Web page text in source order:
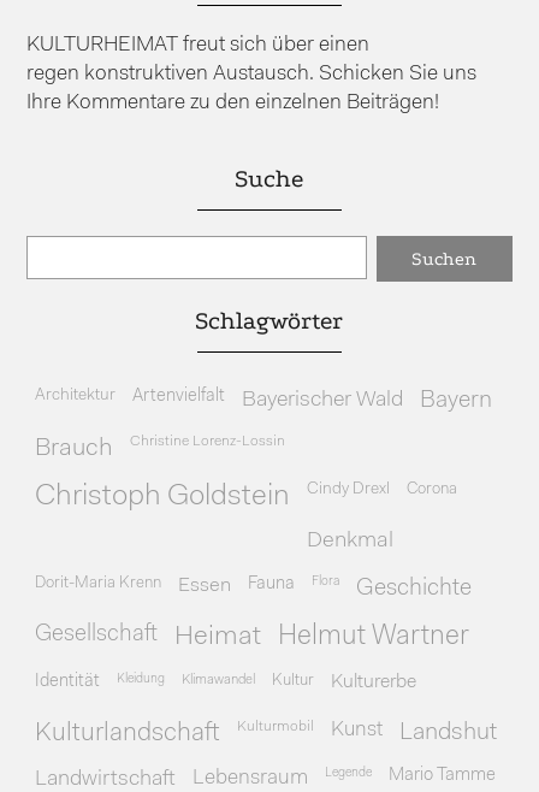
KULTURHEIMAT freut sich über einen
regen konstruktiven Austausch. Schicken Sie uns
Ihre Kommentare zu den einzelnen Beiträgen!
Suche
Schlagwörter
Architektur Artenvielfalt Bayerischer Wald Bayern
Brauch Christine Lorenz-Lossin
Christoph Goldstein Cindy Drexl Corona
Denkmal
Dorit-Maria Krenn Essen Fauna Flora Geschichte
Gesellschaft Heimat Helmut Wartner
Identität Kleidung Klimawandel Kultur Kulturerbe
Kulturlandschaft Kulturmobil Kunst Landshut
Landwirtschaft Lebensraum Legende Mario Tamme